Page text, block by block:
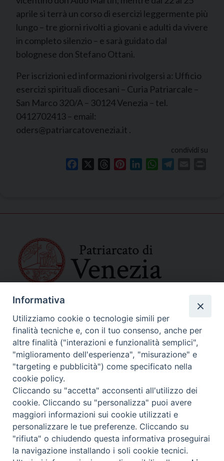
aprile si terrà un corso di esercizi leggermente più
lungo – tre giorni rivolti a giovani e adulti da vivere
in completo silenzio – e sarà guidato dal
bolognese don Stefano Ottani.
Per iscrizioni ed informazioni rivolgersi a: Ufficio
esercizi spirituali diocesani – Curia Patriarcale –
San Marco 320/A – 30124 Venezia – tel.
0412702413 – email:
oders@patriarcatovenezia.it .
condividi su
Facebook ThreadsPinterestLinkedInWhatsApp
SEDE PRINCIPALE
Palazzo Patriarcale
San Marco, 320/A – 30124 Venezia
Tel. 041-2702411
e-mail curia@patriarcatovenezia.it
Indirizzo PEC: patriarcatovenezia@pec.chiesacattolica.it
Policy Privacy
Copyright©2024 Patriarcato di Venezia
Informativa
Utilizziamo cookie o tecnologie simili per
finalità tecniche e, con il tuo consenso, anche per
altre finalità ("interazioni e funzionalità semplici",
"miglioramento dell'esperienza", "misurazione" e
"targeting e pubblicità") come specificato nella
cookie policy.
Cliccando su "accetta" acconsenti all'utilizzo dei
cookie. Cliccando su "personalizza" puoi avere
maggiori informazioni sui cookie utilizzati e
personalizzare le tue preferenze. Cliccando su
"rifiuta" o chiudendo questa informativa proseguirai
la navigazione installando i soli cookie tecnici.